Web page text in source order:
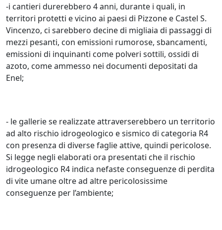
-i cantieri durerebbero 4 anni, durante i quali, in
territori protetti e vicino ai paesi di Pizzone e Castel S.
Vincenzo, ci sarebbero decine di migliaia di passaggi di
mezzi pesanti, con emissioni rumorose, sbancamenti,
emissioni di inquinanti come polveri sottili, ossidi di
azoto, come ammesso nei documenti depositati da
Enel;
- le gallerie se realizzate attraverserebbero un territorio
ad alto rischio idrogeologico e sismico di categoria R4
con presenza di diverse faglie attive, quindi pericolose.
Si legge negli elaborati ora presentati che il rischio
idrogeologico R4 indica nefaste conseguenze di perdita
di vite umane oltre ad altre pericolosissime
conseguenze per l’ambiente;